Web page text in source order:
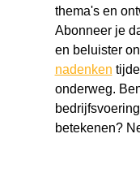
thema's en
Abonneer je
en beluister
nadenken
onderweg.
betekenen?